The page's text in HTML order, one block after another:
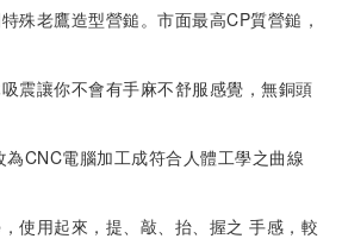
殊老鷹造型營鎚。市面最高CP質營鎚，
震讓你不會有手麻不舒服感覺，無銅頭
CNC電腦加工成符合人體工學之曲線
使用起來，提、敲、抬、握之 手感，較